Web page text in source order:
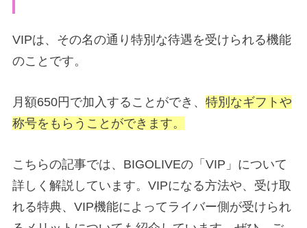
VIPは、その名の通り特別な待遇を受けられる機能
のことです。
月額650円で加入することができ、 特別なギフトや
称号をもらうことができます。
こちらの記事では、BIGOLIVEの「VIP」について
詳しく解説しています。VIPになる方法や、受け取
れる特典、VIP機能によってライバー側が受けられ